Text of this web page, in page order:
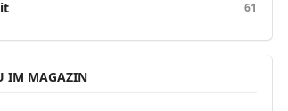
61
IM MAGAZIN